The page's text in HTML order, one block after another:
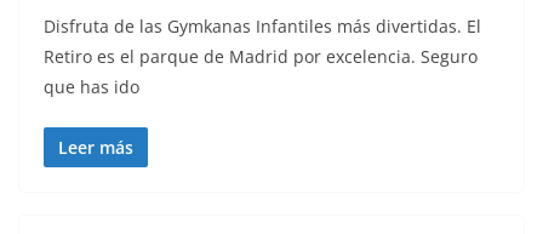
Disfruta de las Gymkanas Infantiles más divertidas. El
Retiro es el parque de Madrid por excelencia. Seguro
que has ido
Leer más